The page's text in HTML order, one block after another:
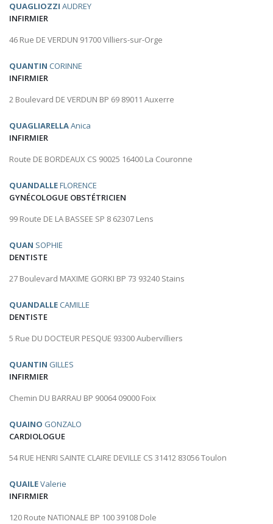
QUAGLIOZZI AUDREY
INFIRMIER
46 Rue DE VERDUN 91700 Villiers-sur-Orge
QUANTIN CORINNE
INFIRMIER
2 Boulevard DE VERDUN BP 69 89011 Auxerre
QUAGLIARELLAAnica
INFIRMIER
Route DE BORDEAUX CS 90025 16400 La Couronne
QUANDALLEFLORENCE
GYNÉCOLOGUE OBSTÉTRICIEN
99 Route DE LA BASSEE SP 8 62307 Lens
QUAN SOPHIE
DENTISTE
27 Boulevard MAXIME GORKI BP 73 93240 Stains
QUANDALLE CAMILLE
DENTISTE
5 Rue DU DOCTEUR PESQUE 93300 Aubervilliers
QUANTIN GILLES
INFIRMIER
Chemin DU BARRAU BP 90064 09000 Foix
QUAINO GONZALO
CARDIOLOGUE
54 RUE HENRI SAINTE CLAIRE DEVILLE CS 31412 83056 Toulon
QUAILEValerie
INFIRMIER
120 Route NATIONALE BP 100 39108 Dole